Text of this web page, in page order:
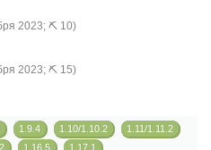
2023; ⛏ 10)
2023; ⛏ 15)
1.9.4 1.10/1.10.2
1.11/1.11.2
1.16.5
1.17.1